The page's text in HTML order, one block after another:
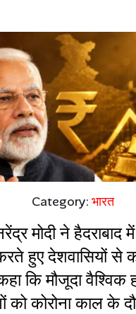
Category: भारत
मोदी ने
हुए देशवासियों
कि मौजूदा वैश्विक
को कोरोना काल के